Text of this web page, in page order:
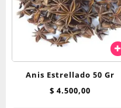
Anis Estrellado 50 Gr
$ 4.500,00